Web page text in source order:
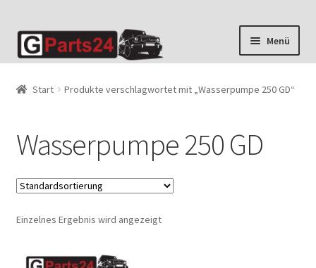
Zur
Navigation
Zum
Inhalt
Menü
Start Produkte verschlagwortet mit „Wasserpumpe 250 GD“
Wasserpumpe 250 GD
Einzelnes Ergebnis wird angezeigt